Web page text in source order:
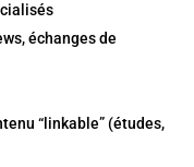
échanges de
“linkable” (études,